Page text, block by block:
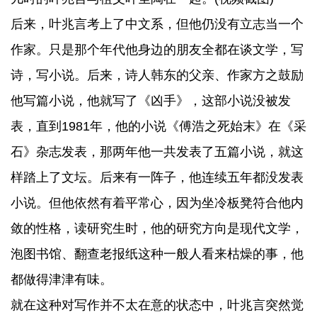
后来，叶兆言考上了中文系，但他仍没有立志当一个
作家。只是那个年代他身边的朋友全都在谈文学，写
诗，写小说。后来，诗人韩东的父亲、作家方之鼓励
他写篇小说，他就写了《凶手》，这部小说没被发
表，直到1981年，他的小说《傅浩之死始末》在《采
石》杂志发表，那两年他一共发表了五篇小说，就这
样踏上了文坛。后来有一阵子，他连续五年都没发表
小说。但他依然有着平常心，因为坐冷板凳符合他内
敛的性格，读研究生时，他的研究方向是现代文学，
泡图书馆、翻查老报纸这种一般人看来枯燥的事，他
都做得津津有味。
就在这种对写作并不太在意的状态中，叶兆言突然觉